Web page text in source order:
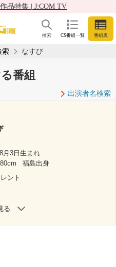
品特集 | J:COM TV
CS番組一覧 番組表
検索
索 なすび
番組
出演者名検索
月3日生まれ
福島出身
ント
る